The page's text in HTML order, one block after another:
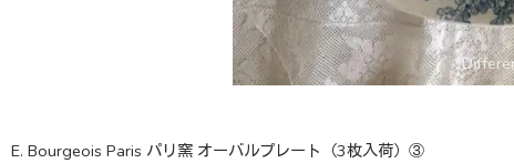
E. Bourgeois Paris パリ窯 オーバルプレート（3枚入荷）③